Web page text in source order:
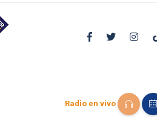
Radio en vivo